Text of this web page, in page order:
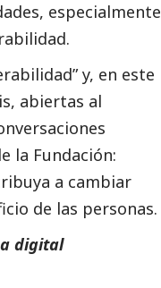
especialmente
y, en este
abiertas al
la Fundación:
a cambiar
de las personas.
digital